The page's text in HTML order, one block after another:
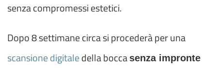
senza compromessi estetici.
Dopo 8 settimane circa si procederà per una
scansione digitaledella bocca senza impronte